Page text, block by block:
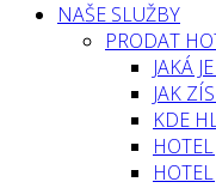
NAŠE SLUŽBY
PRODAT
JAKÁ
JAK
KDE